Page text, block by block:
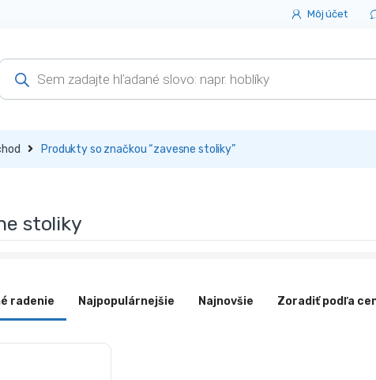
Môj účet
search
Produkty so značkou “zavesne stoliky”
stoliky
radenie Najpopulárnejšie Najnovšie Zoradiť podľa